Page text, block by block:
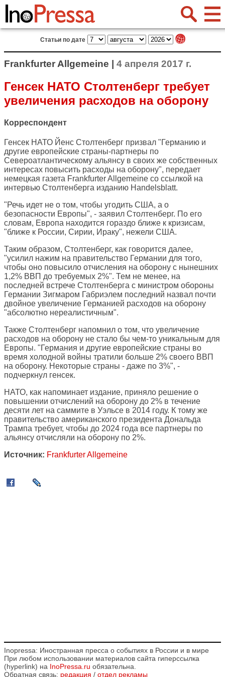
Статьи по дате
Frankfurter Allgemeine | 4 апреля 2017 г.
Генсек НАТО Столтенберг требует
увеличения расходов на оборону
Корреспондент
Генсек НАТО Йенс Столтенберг призвал "Германию и
другие европейские страны-партнеры по
Североатлантическому альянсу в своих же собственных
интересах повысить расходы на оборону", передает
немецкая газета Frankfurter Allgemeine со ссылкой на
интервью Столтенберга изданию Handelsblatt.
"Речь идет не о том, чтобы угодить США, а о
безопасности Европы", - заявил Столтенберг. По его
словам, Европа находится гораздо ближе к кризисам,
"ближе к России, Сирии, Ираку", нежели США.
Таким образом, Столтенберг, как говорится далее,
"усилил нажим на правительство Германии для того,
чтобы оно повысило отчисления на оборону с нынешних
1,2% ВВП до требуемых 2%". Тем не менее, на
последней встрече Столтенберга с министром обороны
Германии Зигмаром Габриэлем последний назвал почти
двойное увеличение Германией расходов на оборону
"абсолютно нереалистичным".
Также Столтенберг напомнил о том, что увеличение
расходов на оборону не стало бы чем-то уникальным для
Европы. "Германия и другие европейские страны во
время холодной войны тратили больше 2% своего ВВП
на оборону. Некоторые страны - даже по 3%", -
подчеркнул генсек.
НАТО, как напоминает издание, приняло решение о
повышении отчислений на оборону до 2% в течение
десяти лет на саммите в Уэльсе в 2014 году. К тому же
правительство американского президента Дональда
Трампа требует, чтобы до 2024 года все партнеры по
альянсу отчисляли на оборону по 2%.
Источник: Frankfurter Allgemeine
Inopressa: Иностранная пресса о событиях в России и в мире
При любом использовании материалов сайта гиперссылка
(hyperlink) на InoPressa.ru обязательна.
Обратная связь: редакция / отдел рекламы